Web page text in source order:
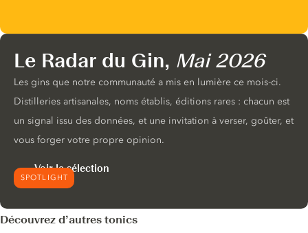
SPOTLIGHT
Le Radar du Gin, Mai 2026
Les gins que notre communauté a mis en lumière ce mois-ci.
Distilleries artisanales, noms établis, éditions rares : chacun est
un signal issu des données, et une invitation à verser, goûter, et
vous forger votre propre opinion.
Voir la sélection
Découvrez d’autres tonics